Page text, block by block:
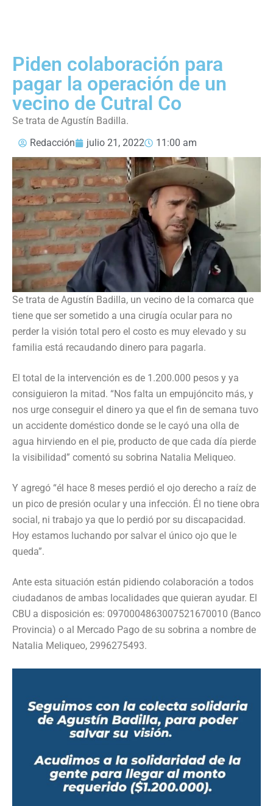
Piden colaboración para
pagar la operación de un
vecino de Cutral Co
Se trata de Agustín Badilla.
Redacción
julio 21, 2022 11:00 am
Se trata de Agustín Badilla, un vecino de la comarca que
tiene que ser sometido a una cirugía ocular para no
perder la visión total pero el costo es muy elevado y su
familia está recaudando dinero para pagarla.
El total de la intervención es de 1.200.000 pesos y ya
consiguieron la mitad. “Nos falta un empujóncito más, y
nos urge conseguir el dinero ya que el fin de semana tuvo
un accidente doméstico donde se le cayó una olla de
agua hirviendo en el pie, producto de que cada día pierde
la visibilidad” comentó su sobrina Natalia Meliqueo.
Y agregó “él hace 8 meses perdió el ojo derecho a raíz de
un pico de presión ocular y una infección. Él no tiene obra
social, ni trabajo ya que lo perdió por su discapacidad.
Hoy estamos luchando por salvar el único ojo que le
queda”.
Ante esta situación están pidiendo colaboración a todos
ciudadanos de ambas localidades que quieran ayudar. El
CBU a disposición es: 0970004863007521670010 (Banco
Provincia) o al Mercado Pago de su sobrina a nombre de
Natalia Meliqueo, 2996275493.